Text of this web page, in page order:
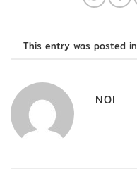
This entry was posted in
NOI